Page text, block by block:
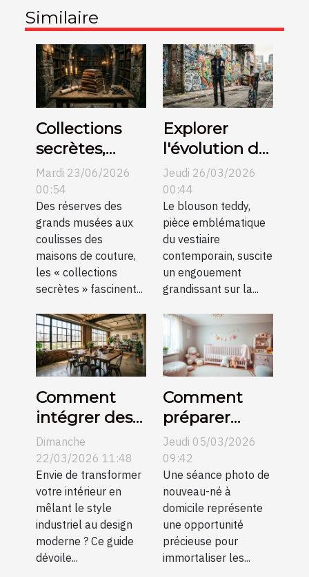
Similaire
Collections
secrètes,
histoires
méconnues
Mardi 23/06/2026
00:54
Des réserves des
grands musées aux
coulisses des
maisons de couture,
les « collections
secrètes » fascinent...
Explorer
l'évolution du
blouson
teddy dans la
mode
mondiale
Jeudi 26/03/2026
00:44
Le blouson teddy,
pièce emblématique
du vestiaire
contemporain, suscite
un engouement
grandissant sur la...
Comment
intégrer des
meubles
industriels
dans un
décor
moderne ?
Dimanche
22/03/2026 11:48
Envie de transformer
votre intérieur en
mêlant le style
industriel au design
moderne ? Ce guide
dévoile...
Comment
préparer
votre maison
pour une
séance photo
de nouveau-
né?
Jeudi 05/03/2026
09:42
Une séance photo de
nouveau-né à
domicile représente
une opportunité
précieuse pour
immortaliser les...